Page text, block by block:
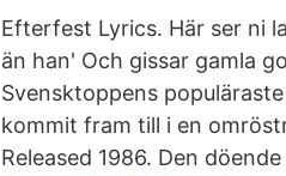
Efterfest Lyrics. Här ser ni
än han' Och gissar gamla
Svensktoppens
kommit fram till i en
Released 1986. Den